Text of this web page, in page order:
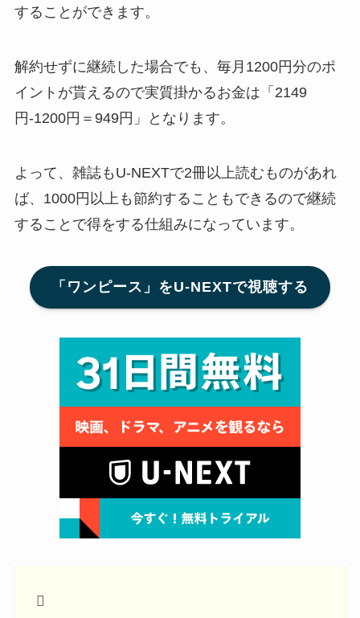
することができます。
解約せずに継続した場合でも、毎月1200円分のポ
イントが貰えるので実質掛かるお金は「2149
円-1200円＝949円」となります。
よって、雑誌もU-NEXTで2冊以上読むものがあれ
ば、1000円以上も節約することもできるので継続
することで得をする仕組みになっています。
「ワンピース」をU-NEXTで視聴する